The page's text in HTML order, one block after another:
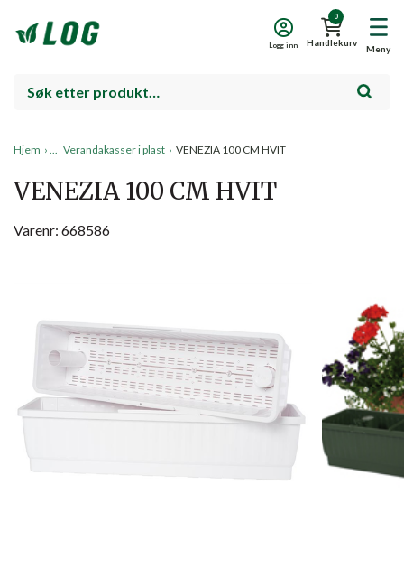
Meny
0
Handlekurv
Logg inn
Hjem › Verandakasser i plast › VENEZIA 100 CM HVIT
VENEZIA 100 CM HVIT
Varenr: 668586